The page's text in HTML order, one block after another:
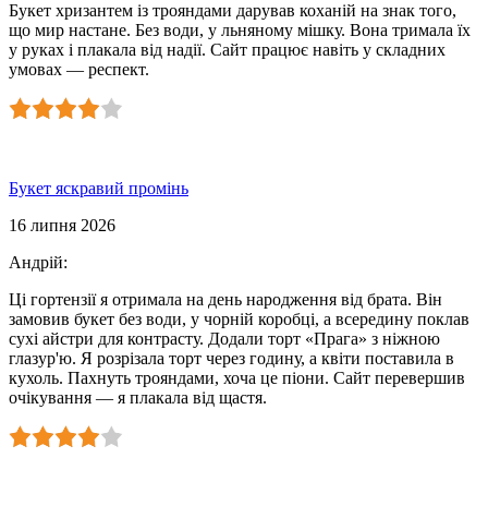
Букет хризантем із трояндами дарував коханій на знак того,
що мир настане. Без води, у льняному мішку. Вона тримала їх
у руках і плакала від надії. Сайт працює навіть у складних
умовах — респект.
Букет яскравий промінь
16 липня 2026
Андрій:
Ці гортензії я отримала на день народження від брата. Він
замовив букет без води, у чорній коробці, а всередину поклав
сухі айстри для контрасту. Додали торт «Прага» з ніжною
глазур'ю. Я розрізала торт через годину, а квіти поставила в
кухоль. Пахнуть трояндами, хоча це піони. Сайт перевершив
очікування — я плакала від щастя.